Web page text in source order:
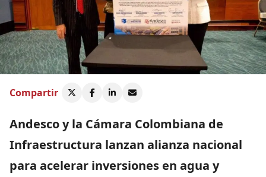
Compartir
Andesco y la Cámara Colombiana de
Infraestructura lanzan alianza nacional
para acelerar inversiones en agua y